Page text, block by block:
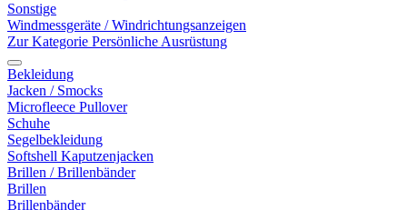
Sonstige
Windmessgeräte / Windrichtungsanzeigen
Zur Kategorie Persönliche Ausrüstung
Bekleidung
Jacken / Smocks
Microfleece Pullover
Schuhe
Segelbekleidung
Softshell Kaputzenjacken
Brillen / Brillenbänder
Brillen
Brillenbänder